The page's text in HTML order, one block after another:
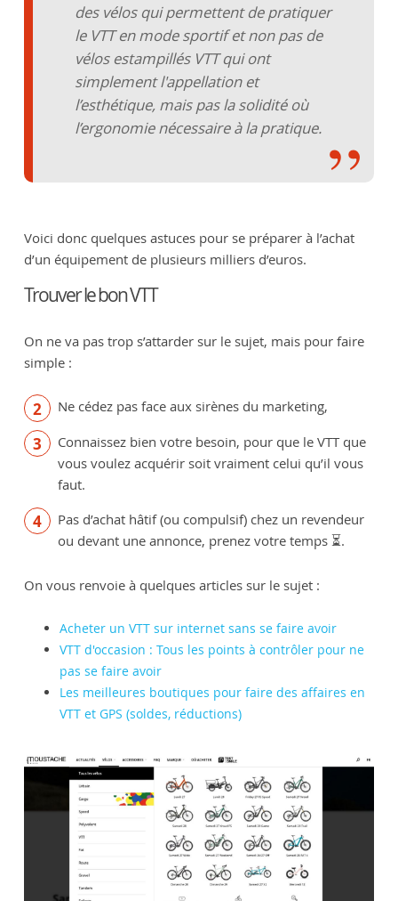
des vélos qui permettent de pratiquer
le VTT en mode sportif et non pas de
vélos estampillés VTT qui ont
simplement l'appellation et
l’esthétique, mais pas la solidité où
l’ergonomie nécessaire à la pratique.
Voici donc quelques astuces pour se préparer à l’achat
d’un équipement de plusieurs milliers d’euros.
Trouver le bon VTT
On ne va pas trop s’attarder sur le sujet, mais pour faire
simple :
Ne cédez pas face aux sirènes du marketing,
Connaissez bien votre besoin, pour que le VTT que
vous voulez acquérir soit vraiment celui qu’il vous
faut.
Pas d’achat hâtif (ou compulsif) chez un revendeur
ou devant une annonce, prenez votre temps ⏳.
On vous renvoie à quelques articles sur le sujet :
Acheter un VTT sur internet sans se faire avoir
VTT d'occasion : Tous les points à contrôler pour ne
pas se faire avoir
Les meilleures boutiques pour faire des affaires en
VTT et GPS (soldes, réductions)